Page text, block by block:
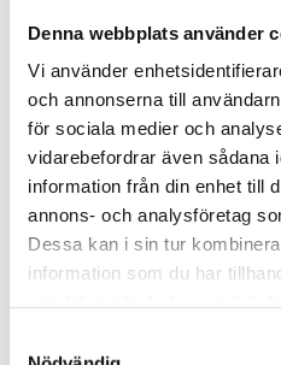
Denna webbplats använder
Vi använder
och annonserna till
för sociala medier och
vidarebefordrar även sådana
information från din enhet till
annons- och analysföretag
Dessa kan i sin tur
information som du har
hotellet numera
– Vi har tagit tillbaka mer
armaturer som påminner
detaljer som förstärker
Byggnadens historia
hade till exempel en
somras som letade efter
som absolut menar att
kvar i huset, berättar hon.